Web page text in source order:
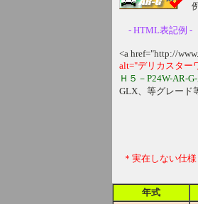
- HTML表記例 -
<a href="http://
alt="デリカスター
Ｈ５－P24W-AR-
GLX、等グレー
＊実在しない仕
年式